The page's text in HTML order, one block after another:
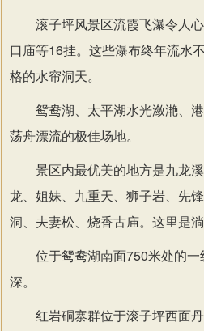
滚子坪风景区流霞飞瀑令人
口庙等16挂。这些瀑布终年流水
格的水帘洞天。
鸳鸯湖、太平湖水光潋滟、
荡舟漂流的极佳场地。
景区内最优美的地方是九龙
龙、姐妹、九重天、狮子岩、先
洞、夫妻松、烧香古庙。这里是
位于鸳鸯湖南面750米处的
深。
红岩硐寨群位于滚子坪西面